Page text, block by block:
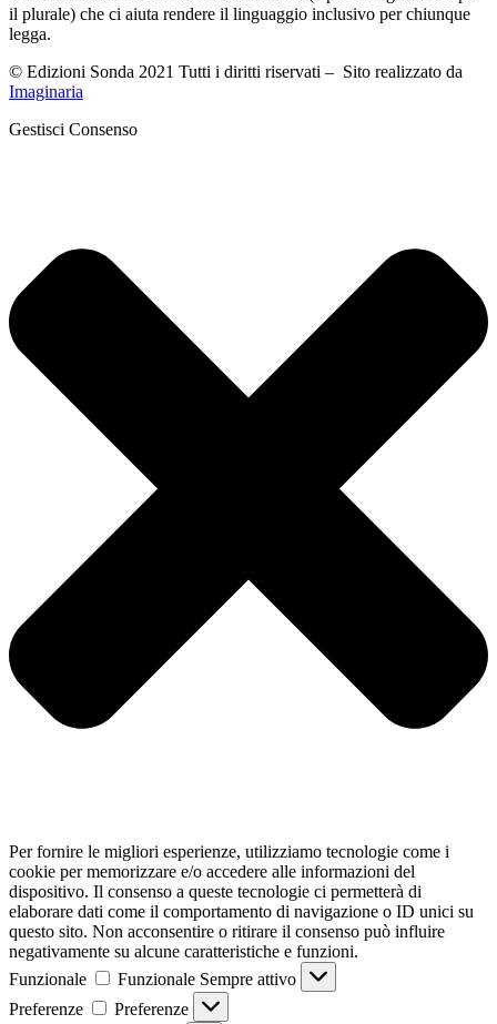
il plurale) che ci aiuta rendere il linguaggio inclusivo per chiunque
legga.
© Edizioni Sonda 2021 Tutti i diritti riservati – Sito realizzato da
Imaginaria
Gestisci Consenso
Per fornire le migliori esperienze, utilizziamo tecnologie come i
cookie per memorizzare e/o accedere alle informazioni del
dispositivo. Il consenso a queste tecnologie ci permetterà di
elaborare dati come il comportamento di navigazione o ID unici su
questo sito. Non acconsentire o ritirare il consenso può influire
negativamente su alcune caratteristiche e funzioni.
Funzionale
Funzionale Sempre attivo
Preferenze
Preferenze